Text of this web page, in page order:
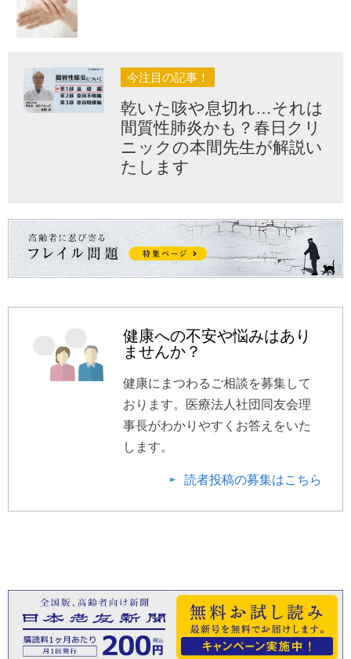
今注目の記事！
乾いた咳や息切れ…それは
間質性肺炎かも？春日クリ
ニックの本間先生が解説い
たします
健康への不安や悩みはあり
ませんか？
健康にまつわるご相談を募集して
おります。医療法人社団同友会理
事長がわかりやすくお答えをいた
します。
読者投稿の募集はこちら